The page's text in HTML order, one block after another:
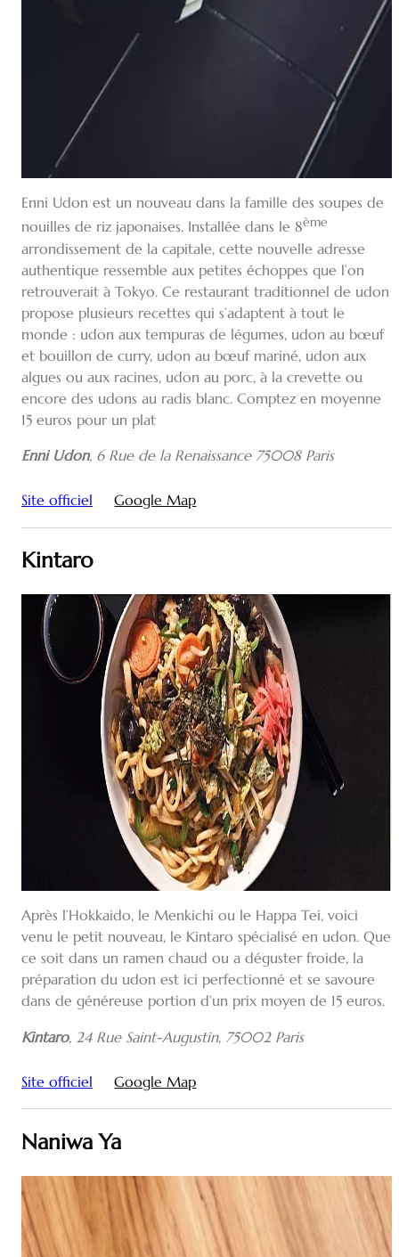
Enni Udon est un nouveau dans la famille des soupes de
nouilles de riz japonaises. Installée dans le 8ème
arrondissement de la capitale, cette nouvelle adresse
authentique ressemble aux petites échoppes que l’on
retrouverait à Tokyo. Ce restaurant traditionnel de udon
propose plusieurs recettes qui s’adaptent à tout le
monde : udon aux tempuras de légumes, udon au bœuf
et bouillon de curry, udon au bœuf mariné, udon aux
algues ou aux racines, udon au porc, à la crevette ou
encore des udons au radis blanc. Comptez en moyenne
15 euros pour un plat
Enni Udon, 6 Rue de la Renaissance 75008 Paris
Site officiel Google Map
Kintaro
Après l’Hokkaido, le Menkichi ou le Happa Tei, voici
venu le petit nouveau, le Kintaro spécialisé en udon. Que
ce soit dans un ramen chaud ou a déguster froide, la
préparation du udon est ici perfectionné et se savoure
dans de généreuse portion d’un prix moyen de 15 euros.
Kintaro, 24 Rue Saint-Augustin, 75002 Paris
Site officiel Google Map
Naniwa Ya